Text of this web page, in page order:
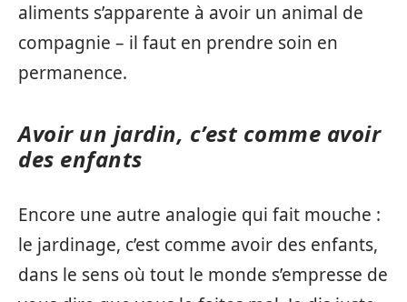
aliments s’apparente à avoir un animal de
compagnie – il faut en prendre soin en
permanence.
Avoir un jardin, c’est comme avoir
des enfants
Encore une autre analogie qui fait mouche :
le jardinage, c’est comme avoir des enfants,
dans le sens où tout le monde s’empresse de